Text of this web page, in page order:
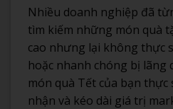
Nhiều doanh nghiệp đã
tìm kiếm những món quà
cao nhưng lại không thực
hoặc nhanh chóng bị lãng
món quà Tết của bạn thực
nhận và kéo dài giá trị